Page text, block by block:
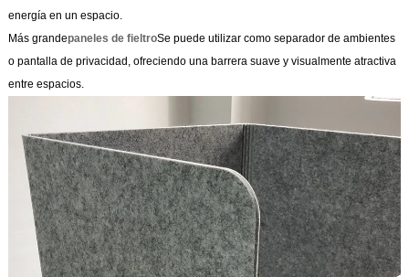
energía en un espacio.
Más grandepaneles de fieltroSe puede utilizar como separador de ambientes
o pantalla de privacidad, ofreciendo una barrera suave y visualmente atractiva
entre espacios.